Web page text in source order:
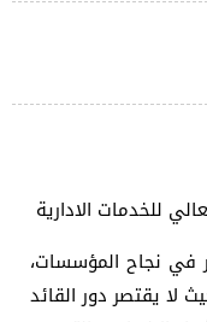
للخدمات الادارية
في نجاح المؤسسات،
لا يقتصر دور القائد